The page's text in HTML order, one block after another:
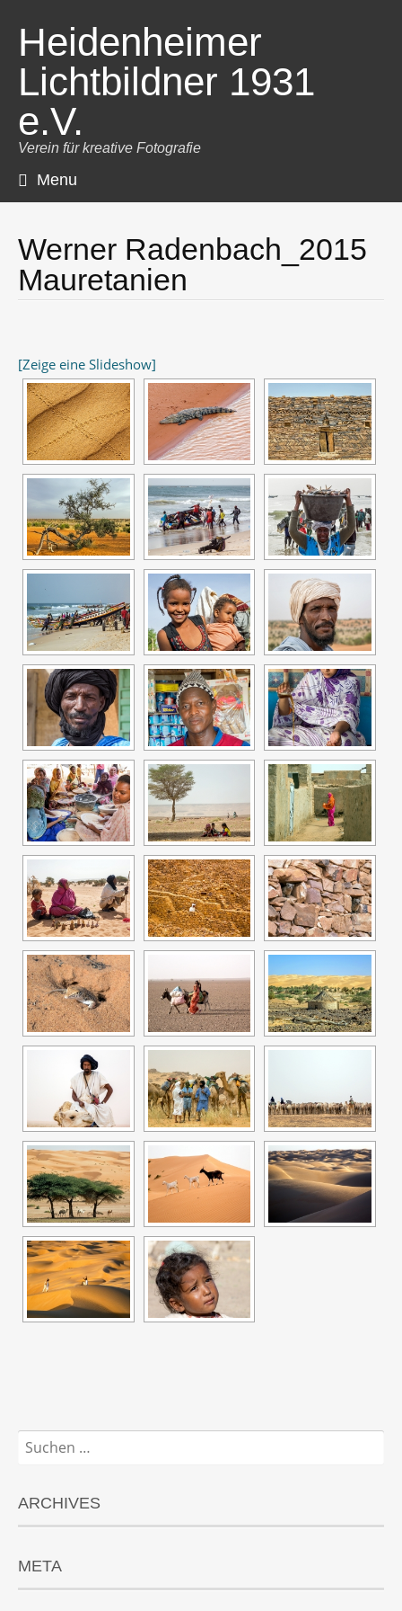
Heidenheimer
Lichtbildner 1931
e.V.
Verein für kreative Fotografie
Menu
Werner Radenbach_2015
Mauretanien
[Zeige eine Slideshow]
Suchen
nach:
ARCHIVES
META